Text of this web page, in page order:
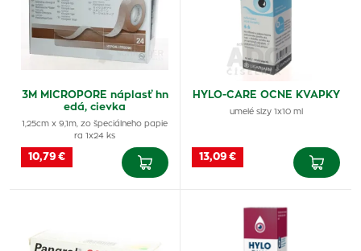
3M MICROPORE náplasť hn
edá, cievka
1,25cm x 9,1m, zo špeciálneho papie
ra 1x24 ks
10,79 €
HYLO-CARE OCNE KVAPKY
umelé slzy 1x10 ml
13,09 €